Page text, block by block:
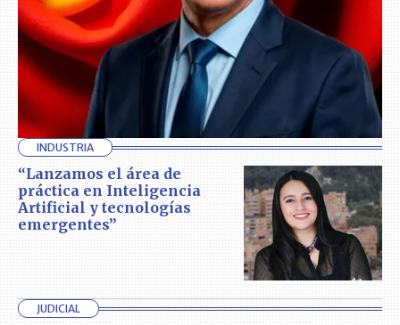
INDUSTRIA
“Lanzamos el área de
práctica en Inteligencia
Artificial y tecnologías
emergentes”
JUDICIAL